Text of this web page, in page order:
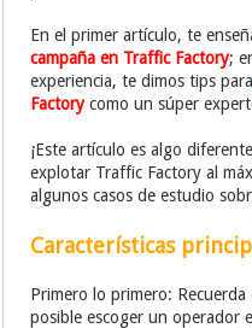
En el primer artículo, te
campaña en Traffic Factory;
experiencia, te dimos tips
Factorycomo un súper
¡Este artículo es algo
explotar Traffic Factory al
algunos casos de estudio
Características
Primero lo primero:
posible escoger un operador